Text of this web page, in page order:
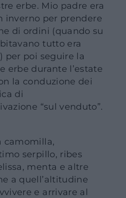
erbe. Mio padre era
inverno per prendere
di ordini (quando su
tutto era
per poi seguire la
erbe durante l’estate
la conduzione dei
di
“sul venduto”.
camomilla,
serpillo, ribes
menta e altre
a quell’altitudine
e arrivare al